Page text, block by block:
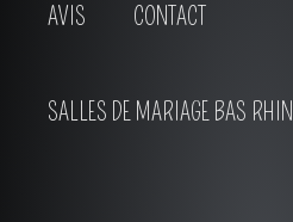
AVIS CONTACT
SALLES DE MARIAGE BAS RHIN